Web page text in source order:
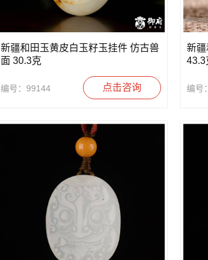
新疆和田玉黄皮白玉籽玉挂件 仿古兽
面 30.3克
编号：99144 点击咨询
新疆
43.3
编号